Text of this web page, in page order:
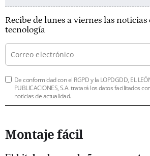
Recibe de lunes a viernes las noticias
tecnología
De conformidad con el RGPD y la LOPDGDD, EL
PUBLICACIONES, S.A. tratará los datos facilitados
noticias de actualidad.
Montaje fácil